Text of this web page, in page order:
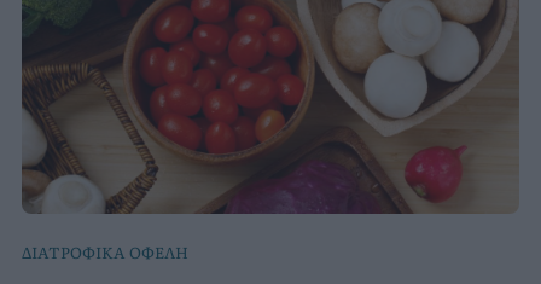
ΔΙΑΤΡΟΦΙΚΑ ΟΦΕΛΗ